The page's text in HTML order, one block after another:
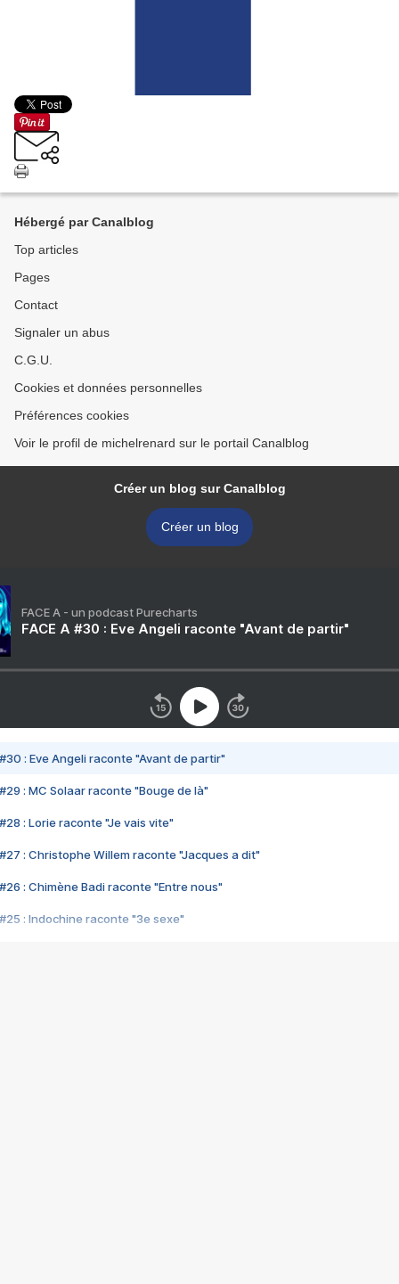
Hébergé par Canalblog
Top articles
Pages
Contact
Signaler un abus
C.G.U.
Cookies et données personnelles
Préférences cookies
Voir le profil de michelrenard sur le portail Canalblog
Créer un blog sur Canalblog
Créer un blog
FACE A - un podcast Purecharts
FACE A #30 : Eve Angeli raconte "Avant de partir"
#30 : Eve Angeli raconte "Avant de partir"
#29 : MC Solaar raconte "Bouge de là"
#28 : Lorie raconte "Je vais vite"
#27 : Christophe Willem raconte "Jacques a dit"
#26 : Chimène Badi raconte "Entre nous"
#25 : Indochine raconte "3e sexe"